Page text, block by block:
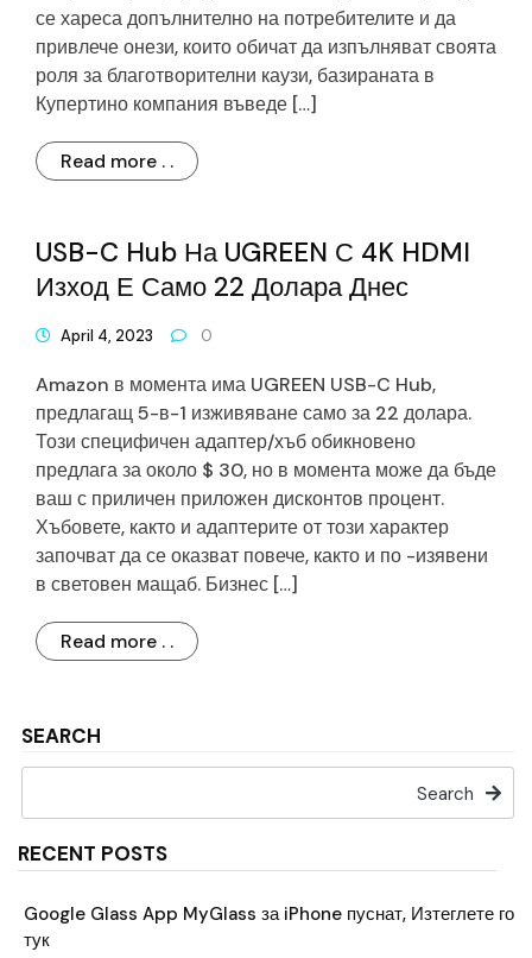
SEARCH
Search
RECENT POSTS
Google Glass App MyGlass за iPhone пуснат, Изтеглете го
тук
се хареса допълнително на потребителите и да
привлече онези, които обичат да изпълняват своята
роля за благотворителни каузи, базираната в
Купертино компания въведе […]
Read more . .
USB-C Hub На UGREEN С 4K HDMI
Изход Е Само 22 Долара Днес
April 4, 2023 0
Amazon в момента има UGREEN USB-C Hub,
предлагащ 5-в-1 изживяване само за 22 долара.
Този специфичен адаптер/хъб обикновено
предлага за около $ 30, но в момента може да бъде
ваш с приличен приложен дисконтов процент.
Хъбовете, както и адаптерите от този характер
започват да се оказват повече, както и по -изявени
в световен мащаб. Бизнес […]
Read more . .